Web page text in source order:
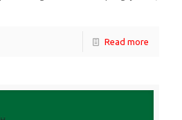
Read more